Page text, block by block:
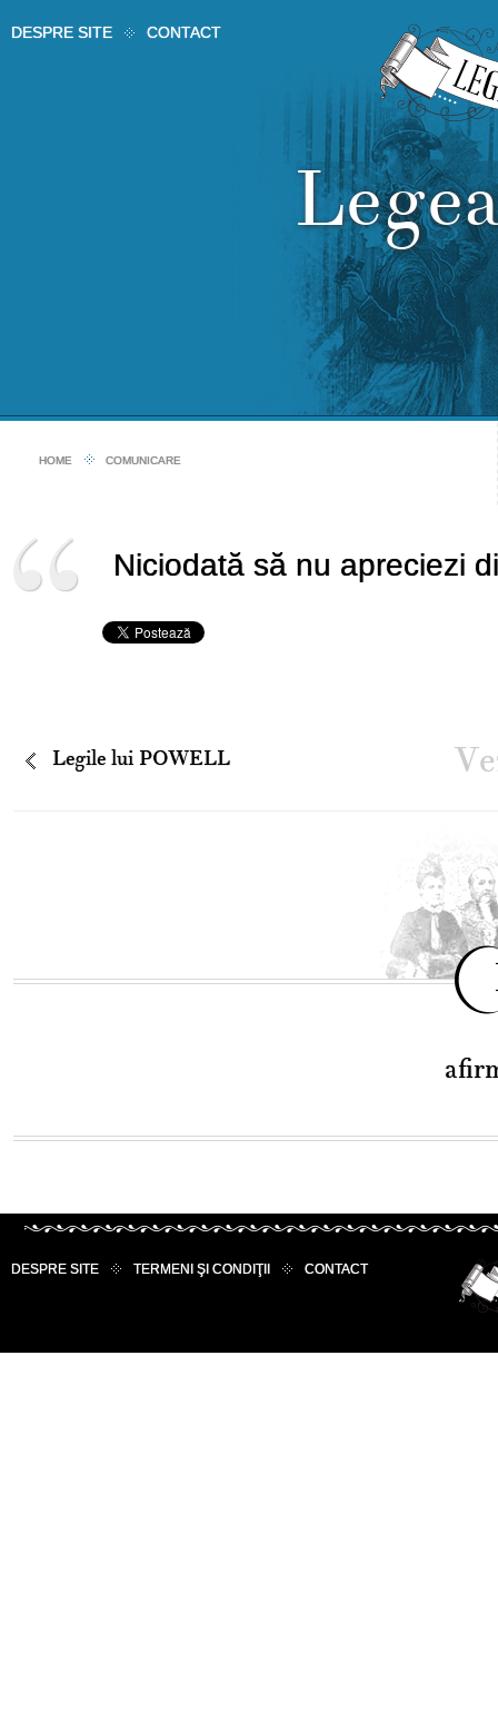
DESPRE SITE CONTACT
HOME COMUNICARE
Niciodată să nu apreciezi
Legile lui POWELL
DESPRE SITE TERMENI ŞI CONDIŢII CONTACT